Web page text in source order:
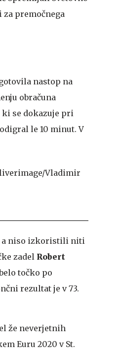
premočnega
nastop na
obračuna
se dokazuje pri
le 10 minut. V
a niso izkoristili niti
zadel Robert
točko po
rezultat je v 73.
že neverjetnih
Euru 2020 v St.